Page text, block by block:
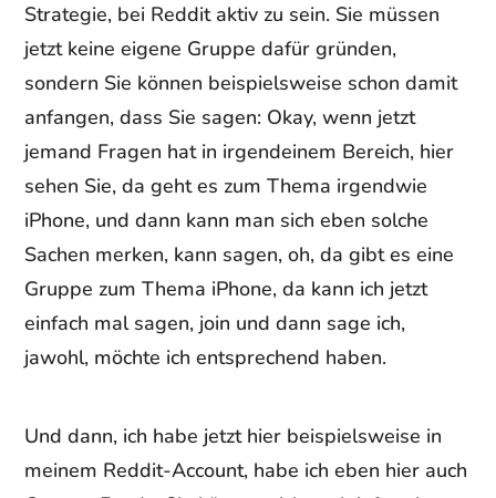
Strategie, bei Reddit aktiv zu sein. Sie müssen
jetzt keine eigene Gruppe dafür gründen,
sondern Sie können beispielsweise schon damit
anfangen, dass Sie sagen: Okay, wenn jetzt
jemand Fragen hat in irgendeinem Bereich, hier
sehen Sie, da geht es zum Thema irgendwie
iPhone, und dann kann man sich eben solche
Sachen merken, kann sagen, oh, da gibt es eine
Gruppe zum Thema iPhone, da kann ich jetzt
einfach mal sagen, join und dann sage ich,
jawohl, möchte ich entsprechend haben.
Und dann, ich habe jetzt hier beispielsweise in
meinem Reddit-Account, habe ich eben hier auch